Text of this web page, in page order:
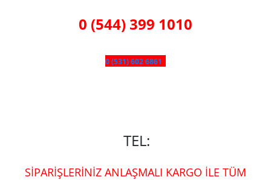
0 (544) 399 1010
0 (531) 602 6861
TEL:
SİPARİŞLERİNİZ ANLAŞMALI KARGO İLE TÜM